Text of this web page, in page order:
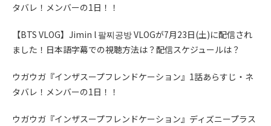
タバレ！メンバーの1日！！
【BTS VLOG】Jimin l 팔찌공방 VLOGが7月23日(土)に配信され
ました！日本語字幕での視聴方法は？配信スケジュールは？
ウガウガ『インザスープフレンドケーション』1話あらすじ・ネ
タバレ！メンバーの1日！！
ウガウガ『インザスープフレンドケーション』ディズニープラス